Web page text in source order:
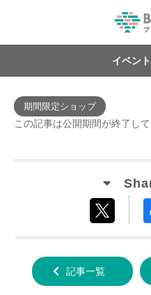
イベン
期間限定ショップ
この記事は公開期間が終了して
する
記事一覧